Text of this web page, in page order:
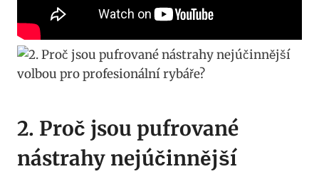
2. ‌Proč jsou​ pufrované
nástrahy nejúčinnější